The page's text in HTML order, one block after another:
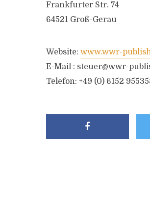
Frankfurter Str. 74
64521 Groß-Gerau
Website: www.wwr-
E-Mail : steuer@wwr-
Telefon: +49 (0) 6152